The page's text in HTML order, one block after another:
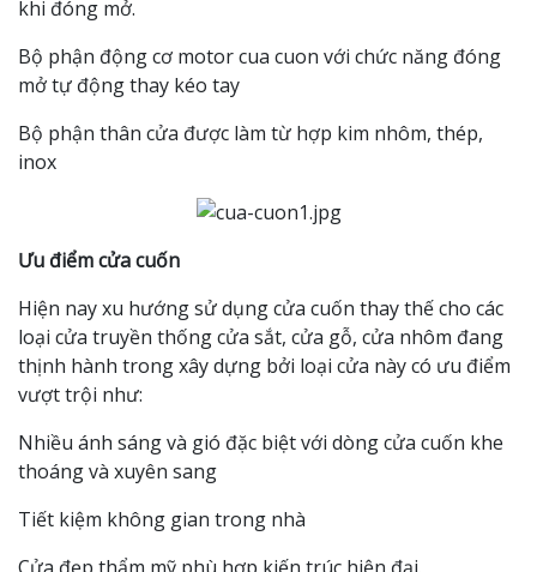
khi đóng mở.
Bộ phận động cơ motor cua cuon với chức năng đóng
mở tự động thay kéo tay
Bộ phận thân cửa được làm từ hợp kim nhôm, thép,
inox
Ưu điểm cửa cuốn
Hiện nay xu hướng sử dụng cửa cuốn thay thế cho các
loại cửa truyền thống cửa sắt, cửa gỗ, cửa nhôm đang
thịnh hành trong xây dựng bởi loại cửa này có ưu điểm
vượt trội như:
Nhiều ánh sáng và gió đặc biệt với dòng cửa cuốn khe
thoáng và xuyên sang
Tiết kiệm không gian trong nhà